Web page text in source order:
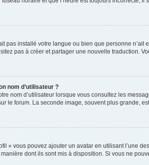
pas installé votre langue ou bien que personne
pas à créer et partager une nouvelle traduction.
nom d’utilisateur ?
nom d’utilisateur lorsque vous consultez les
le forum. La seconde image, souvent plus grande,
» vous pouvez ajouter un avatar en utilisant l’une
dont ils sont mis à disposition. Si vous ne